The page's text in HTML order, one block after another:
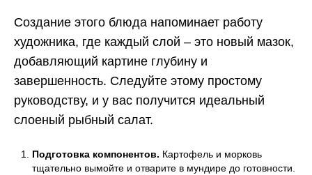
Создание этого блюда напоминает работу
художника, где каждый слой – это новый мазок,
добавляющий картине глубину и
завершенность. Следуйте этому простому
руководству, и у вас получится идеальный
слоеный рыбный салат.
Подготовка компонентов. Картофель и морковь
тщательно вымойте и отварите в мундире до готовности.